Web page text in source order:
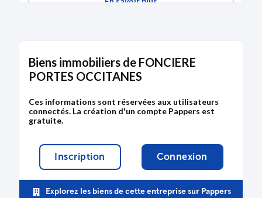
Biens immobiliers de FONCIERE
PORTES OCCITANES
Ces informations sont réservées aux utilisateurs
connectés. La création d'un compte Pappers est
gratuite.
Inscription Connexion
Explorez les biens de cette entreprise sur Pappers